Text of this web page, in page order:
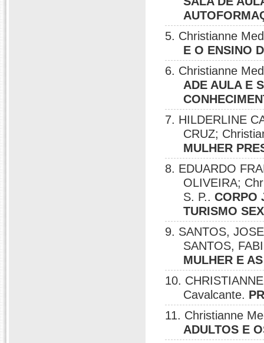
5. Christianne
E O ENSINO
6. Christianne
ADE AULA E
7. HILDERLINE
CRUZ;
MULHER
8. EDUARDO
OLIVEIRA;
S. P..CORPO
TURISMO
9. SANTOS,
SANTOS,
MULHER E
10.
Cavalcante.
11. Christianne
ADULTOS E